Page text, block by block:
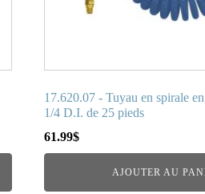
17.620.07 - Tuyau en spirale
1/4 D.I. de 25 pieds
61.99$
AJOUTER AU